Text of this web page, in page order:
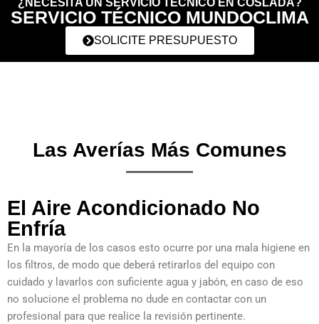
¿NECESITA UN SERVICIO TÉCNICO EN COSLADA?
SERVICIO TÉCNICO MUNDOCLIMA
SOLICITE PRESUPUESTO
Las Averías Más Comunes
El Aire Acondicionado No
Enfría
En la mayoría de los casos esto ocurre por una mala higiene en
los filtros, de modo que deberá retirarlos del equipo con
cuidado y lavarlos con suficiente agua y jabón, en caso de eso
no solucione el problema no dude en contactar con un
profesional para que realice la revisión pertinente.